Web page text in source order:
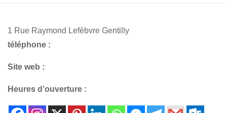
1 Rue Raymond Lefèbvre Gentilly
téléphone :
Site web :
Heures d’ouverture :